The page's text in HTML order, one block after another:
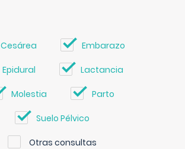
Cesárea Embarazo
Epidural Lactancia
Molestia Parto
Suelo Pélvico
Otras consultas